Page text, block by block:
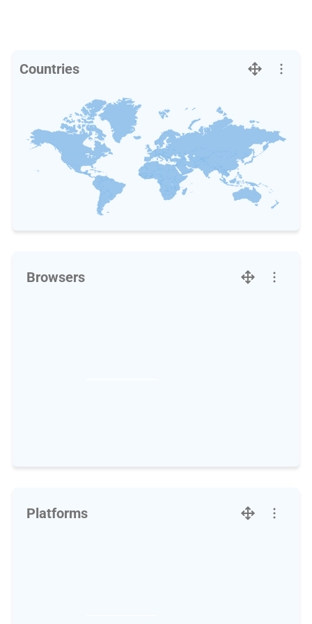
Countries
Browsers
Platforms